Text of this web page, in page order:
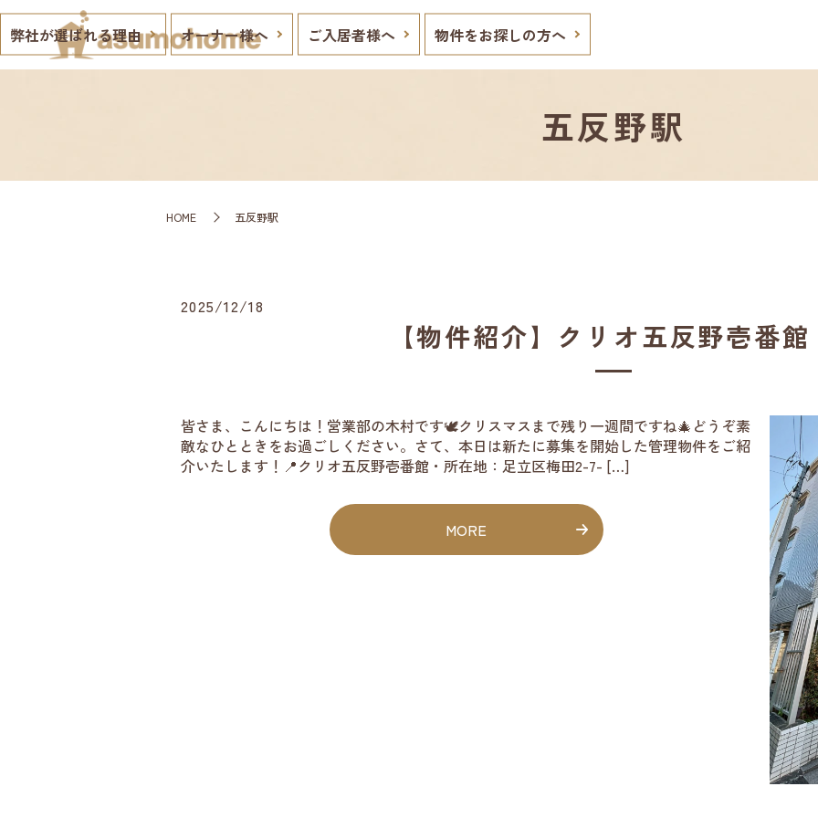
弊社が選ばれる理由 オーナー様へ ご入居者様へ 物件をお探しの方へ
五反野駅
HOME 五反野駅
2025/12/18
【物件紹介】クリオ五反野壱番
皆さま、こんにちは！営業部の木村です🕊️クリスマスまで残り一週間ですね🎄どうぞ素
敵なひとときをお過ごしください。さて、本日は新たに募集を開始した管理物件をご紹
介いたします！📍クリオ五反野壱番館・所在地：足立区梅田2-7- […]
MORE